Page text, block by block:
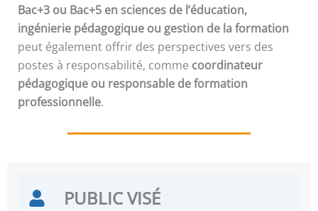
Bac+3 ou Bac+5 en sciences de l’éducation,
ingénierie pédagogique ou gestion de la formation
peut également offrir des perspectives vers des
postes à responsabilité, comme coordinateur
pédagogique ou responsable de formation
professionnelle.
PUBLIC VISÉ